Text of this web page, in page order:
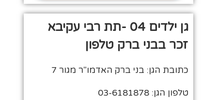
גן ילדים 04 -תת רבי עקיבא
זכר בבני ברק טלפון
כתובת הגן: בני ברק האדמו"ר מגור 7
טלפון הגן: 03-6181878